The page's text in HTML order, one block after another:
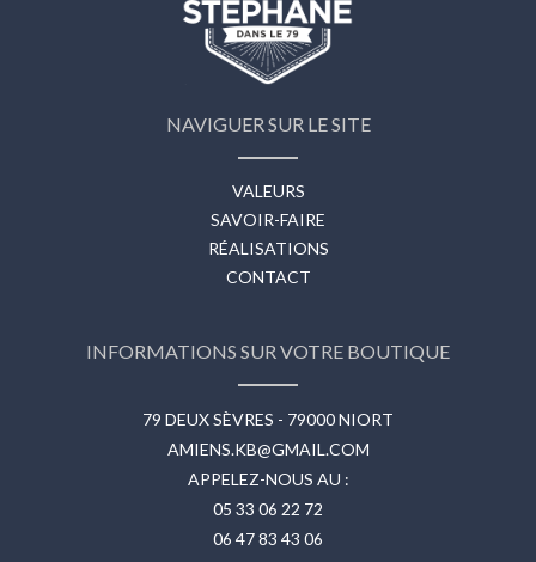
NAVIGUER SUR LE SITE
VALEURS
SAVOIR-FAIRE
RÉALISATIONS
CONTACT
INFORMATIONS SUR VOTRE BOUTIQUE
79 DEUX SÈVRES - 79000 NIORT
AMIENS.KB@GMAIL.COM
APPELEZ-NOUS AU :
05 33 06 22 72
06 47 83 43 06